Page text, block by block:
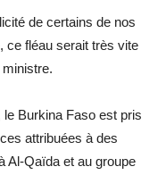
de certains de nos
ce fléau serait très vite
Burkina Faso est pris
attribuées à des
Al-Qaïda et au groupe